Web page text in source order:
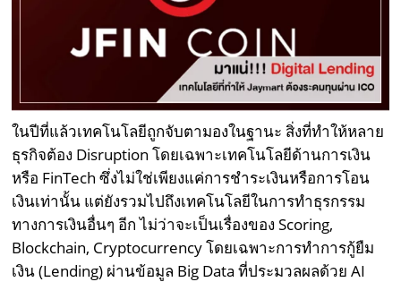
ในปีที่แล้วเทคโนโลยีถูกจับตามองในฐานะ สิ่งที่ทำให้หลาย
ธุรกิจต้อง Disruption โดยเฉพาะเทคโนโลยีด้านการเงิน
หรือ FinTech ซึ่งไม่ใช่เพียงแค่การชำระเงินหรือการโอน
เงินเท่านั้น แต่ยังรวมไปถึงเทคโนโลยีในการทำธุรกรรม
ทางการเงินอื่นๆ อีก ไม่ว่าจะเป็นเรื่องของ Scoring,
Blockchain, Cryptocurrency โดยเฉพาะการทำการกู้ยืม
เงิน (Lending) ผ่านข้อมูล Big Data ที่ประมวลผลด้วย AI